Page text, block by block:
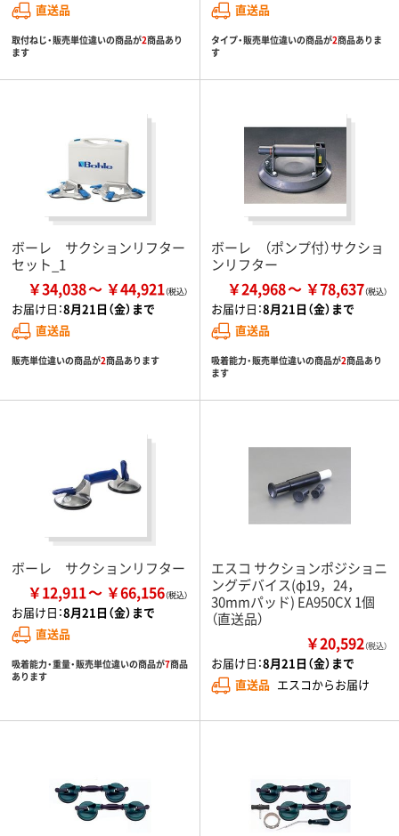
直送品
取付ねじ・販売単位違いの商品が2商品あり
ます
直送品
タイプ・販売単位違いの商品が2商品ありま
す
ボーレ サクションリフター
セット_1
￥34,038 ￥44,921
お届け日：8月21日（金）まで
直送品
販売単位違いの商品が2商品あります
ボーレ （ポンプ付）サクショ
ンリフター
￥24,968 ￥78,637
お届け日：8月21日（金）まで
直送品
吸着能力・販売単位違いの商品が2商品あり
ます
ボーレ サクションリフター
￥12,911 ￥66,156
お届け日：8月21日（金）まで
直送品
吸着能力・重量・販売単位違いの商品が7商品
あります
エスコ サクションポジショニ
ングデバイス(φ19，24，
30mmパッド) EA950CX 1個
（直送品）
￥20,592（税込）
お届け日：8月21日（金）まで
直送品 エスコからお届け